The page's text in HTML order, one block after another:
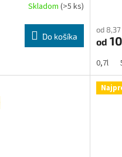
Skladom (>5 ks)
Do košíka
od
od
0,7l